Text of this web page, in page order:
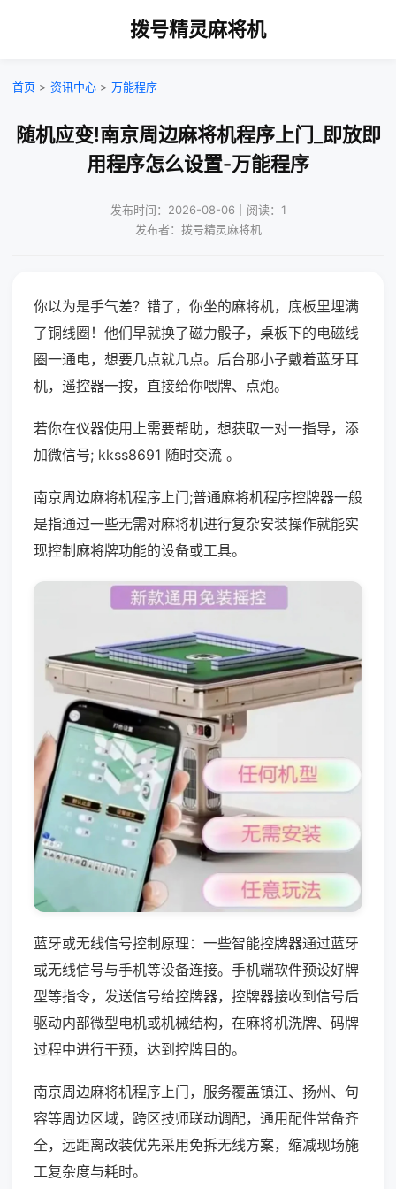
拨号精灵麻将机
首页 > 资讯中心 > 万能程序
随机应变!南京周边麻将机程序上门_即放即
用程序怎么设置-万能程序
发布时间：2026-08-06｜阅读：1
发布者：拨号精灵麻将机
你以为是手气差？错了，你坐的麻将机，底板里埋满
了铜线圈！他们早就换了磁力骰子，桌板下的电磁线
圈一通电，想要几点就几点。后台那小子戴着蓝牙耳
机，遥控器一按，直接给你喂牌、点炮。
若你在仪器使用上需要帮助，想获取一对一指导，添
加微信号; kkss8691 随时交流 。
南京周边麻将机程序上门;普通麻将机程序控牌器一般
是指通过一些无需对麻将机进行复杂安装操作就能实
现控制麻将牌功能的设备或工具。
蓝牙或无线信号控制原理：一些智能控牌器通过蓝牙
或无线信号与手机等设备连接。手机端软件预设好牌
型等指令，发送信号给控牌器，控牌器接收到信号后
驱动内部微型电机或机械结构，在麻将机洗牌、码牌
过程中进行干预，达到控牌目的。
南京周边麻将机程序上门，服务覆盖镇江、扬州、句
容等周边区域，跨区技师联动调配，通用配件常备齐
全，远距离改装优先采用免拆无线方案，缩减现场施
工复杂度与耗时。